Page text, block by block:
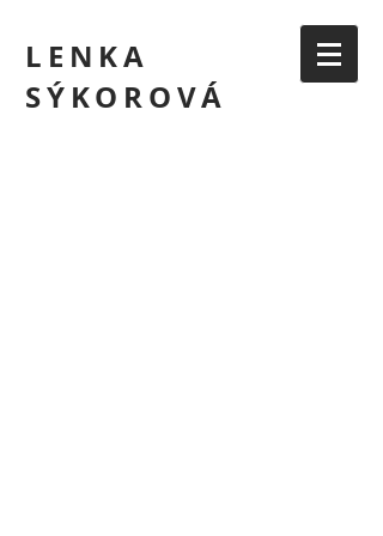
LENKA
SÝKOROVÁ